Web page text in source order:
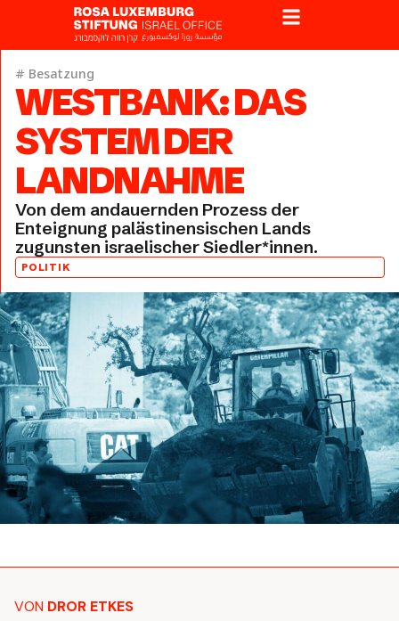
# Besatzung
WESTBANK: DAS
SYSTEM DER
LANDNAHME
Von dem andauernden Prozess der
Enteignung palästinensischen Lands
zugunsten israelischer Siedler*innen.
POLITIK
VON DROR ETKES